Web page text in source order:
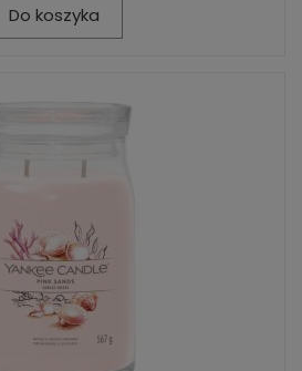
Do koszyka